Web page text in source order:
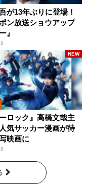
が13年ぶりに登場！
ポン放送ショウアップ
』
ーロック』高橋文哉主
気サッカー漫画が待
映画に
NEW